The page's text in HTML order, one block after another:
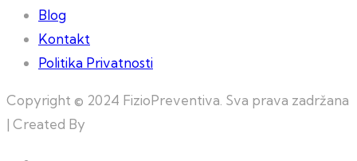
Blog
Kontakt
Politika Privatnosti
Copyright © 2024 FizioPreventiva. Sva prava zadržana
| Created By